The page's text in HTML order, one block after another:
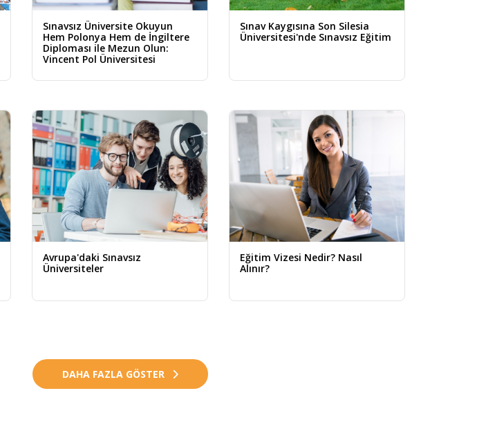
Sınavsız Üniversite Okuyun
Hem Polonya Hem de İngiltere
Diploması ile Mezun Olun:
Vincent Pol Üniversitesi
Sınav Kaygısına Son Silesia
Üniversitesi'nde Sınavsız Eğitim
Avrupa'daki Sınavsız
Üniversiteler
Eğitim Vizesi Nedir? Nasıl
Alınır?
DAHA FAZLA GÖSTER